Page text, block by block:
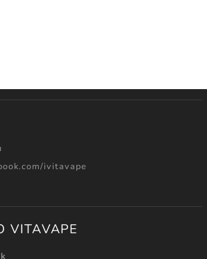
ivitavape
VITAVAPE